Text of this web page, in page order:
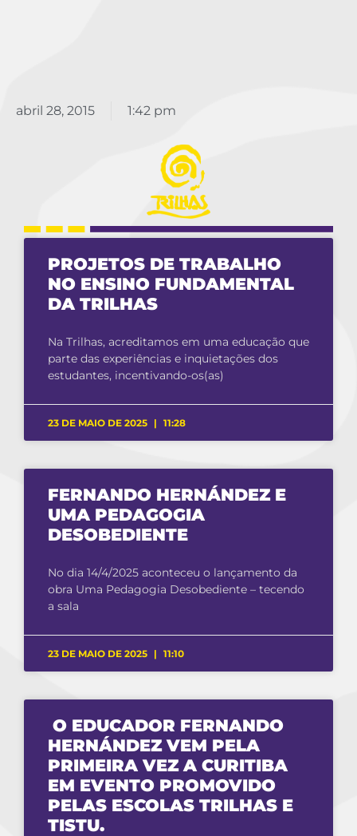
abril 28, 2015 1:42 pm
PROJETOS DE TRABALHO
NO ENSINO FUNDAMENTAL
DA TRILHAS
Na Trilhas, acreditamos em uma educação que
parte das experiências e inquietações dos
estudantes, incentivando-os(as)
23 DE MAIO DE 2025 11:28
FERNANDO HERNÁNDEZ E
UMA PEDAGOGIA
DESOBEDIENTE
No dia 14/4/2025 aconteceu o lançamento da
obra Uma Pedagogia Desobediente – tecendo
a sala
23 DE MAIO DE 2025 11:10
O EDUCADOR FERNANDO
HERNÁNDEZ VEM PELA
PRIMEIRA VEZ A CURITIBA
EM EVENTO PROMOVIDO
PELAS ESCOLAS TRILHAS E
TISTU.